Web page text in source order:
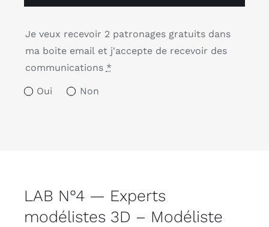
Je veux recevoir 2 patronages gratuits dans
ma boite email et j'accepte de recevoir des
communications *
Oui Non
LAB N°4 — Experts
modélistes 3D – Modéliste